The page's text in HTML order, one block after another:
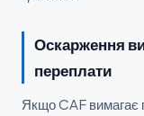
Оскарження
переплати
Якщо CAF вимагає